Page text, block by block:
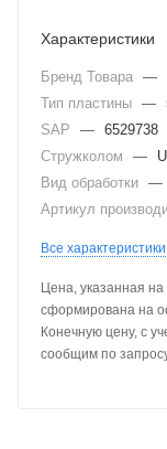
Характеристики
Бренд Товара —
Тип пластины —
SAP
— 6529738
Стружколом
—
Вид обработки —
Артикул
Все характеристики
Цена, указанная
сформирована на
Конечную цену, с
сообщим по